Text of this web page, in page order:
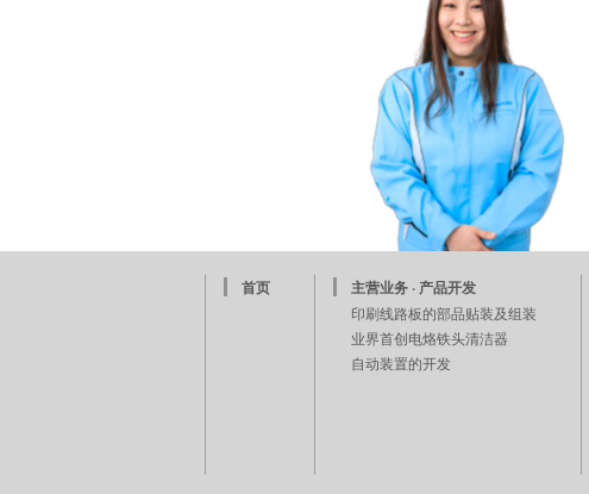
首页 主营业务 · 产品开发
印刷线路板的部品贴装及组装
业界首创电烙铁头清洁器
自动装置的开发